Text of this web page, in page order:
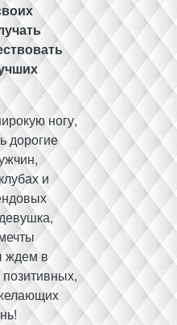
ногу,
дорогие
и
ждем в